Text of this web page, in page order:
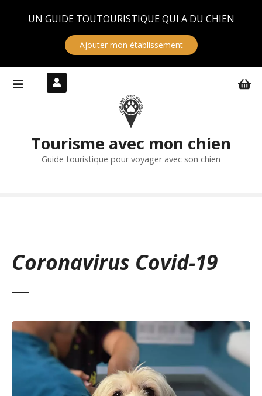
UN GUIDE TOUTOURISTIQUE QUI A DU CHIEN
Ajouter mon établissement
Tourisme avec mon chien
Guide touristique pour voyager avec son chien
Coronavirus Covid-19